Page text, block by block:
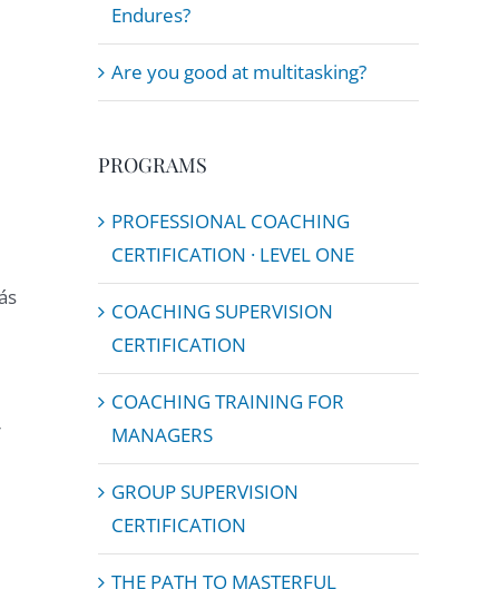
Endures?
Are you good at multitasking?
PROGRAMS
PROFESSIONAL COACHING
CERTIFICATION · LEVEL ONE
COACHING SUPERVISION
CERTIFICATION
COACHING TRAINING FOR
MANAGERS
GROUP SUPERVISION
CERTIFICATION
THE PATH TO MASTERFUL